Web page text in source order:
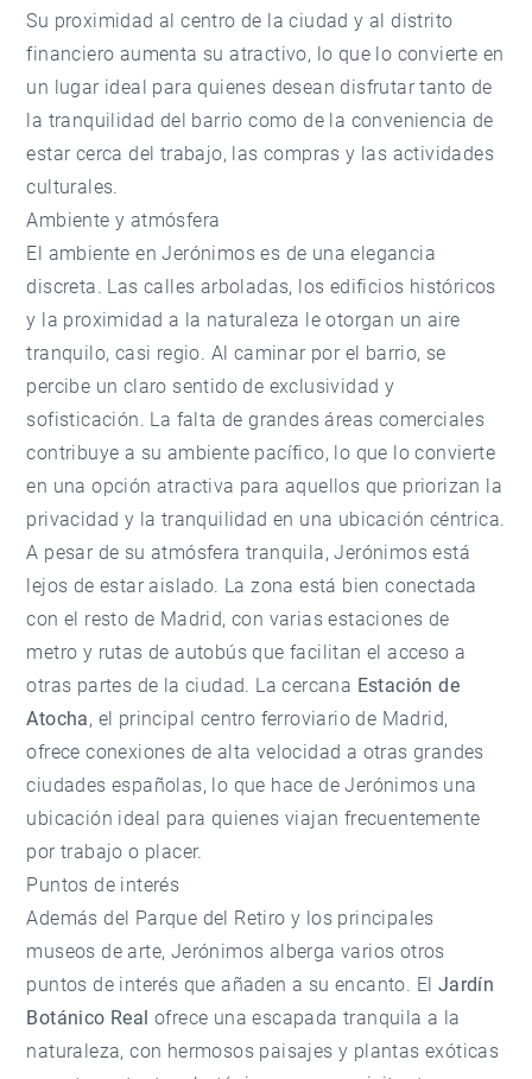
Su proximidad al centro de la ciudad y al distrito
financiero aumenta su atractivo, lo que lo convierte en
un lugar ideal para quienes desean disfrutar tanto de
la tranquilidad del barrio como de la conveniencia de
estar cerca del trabajo, las compras y las actividades
culturales.
Ambiente y atmósfera
El ambiente en Jerónimos es de una elegancia
discreta. Las calles arboladas, los edificios históricos
y la proximidad a la naturaleza le otorgan un aire
tranquilo, casi regio. Al caminar por el barrio, se
percibe un claro sentido de exclusividad y
sofisticación. La falta de grandes áreas comerciales
contribuye a su ambiente pacífico, lo que lo convierte
en una opción atractiva para aquellos que priorizan la
privacidad y la tranquilidad en una ubicación céntrica.
A pesar de su atmósfera tranquila, Jerónimos está
lejos de estar aislado. La zona está bien conectada
con el resto de Madrid, con varias estaciones de
metro y rutas de autobús que facilitan el acceso a
otras partes de la ciudad. La cercana Estación de
Atocha, el principal centro ferroviario de Madrid,
ofrece conexiones de alta velocidad a otras grandes
ciudades españolas, lo que hace de Jerónimos una
ubicación ideal para quienes viajan frecuentemente
por trabajo o placer.
Puntos de interés
Además del Parque del Retiro y los principales
museos de arte, Jerónimos alberga varios otros
puntos de interés que añaden a su encanto. El Jardín
Botánico Real ofrece una escapada tranquila a la
naturaleza, con hermosos paisajes y plantas exóticas